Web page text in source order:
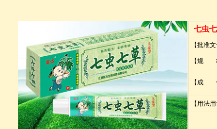
七虫
【批准
【规
【成
【用法